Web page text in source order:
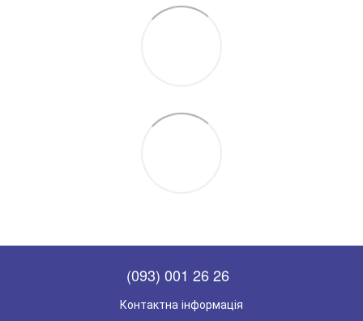
(093) 001 26 26
Контактна інформація